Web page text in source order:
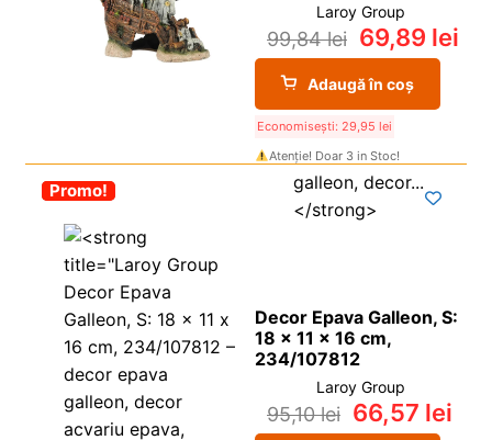
Laroy Group
99,84lei 69,89 lei
Adaugă în coș
Economisești: 29,95 lei
Atenție! Doar 3 in Stoc!
-30%
Promo!
Decor Epava Galleon, S:
18 x 11 x 16 cm,
234/107812
Laroy Group
95,10lei 66,57 lei